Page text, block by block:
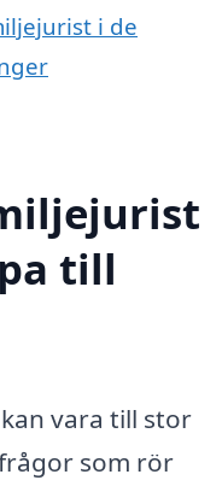
i de
till
vara till stor
som rör